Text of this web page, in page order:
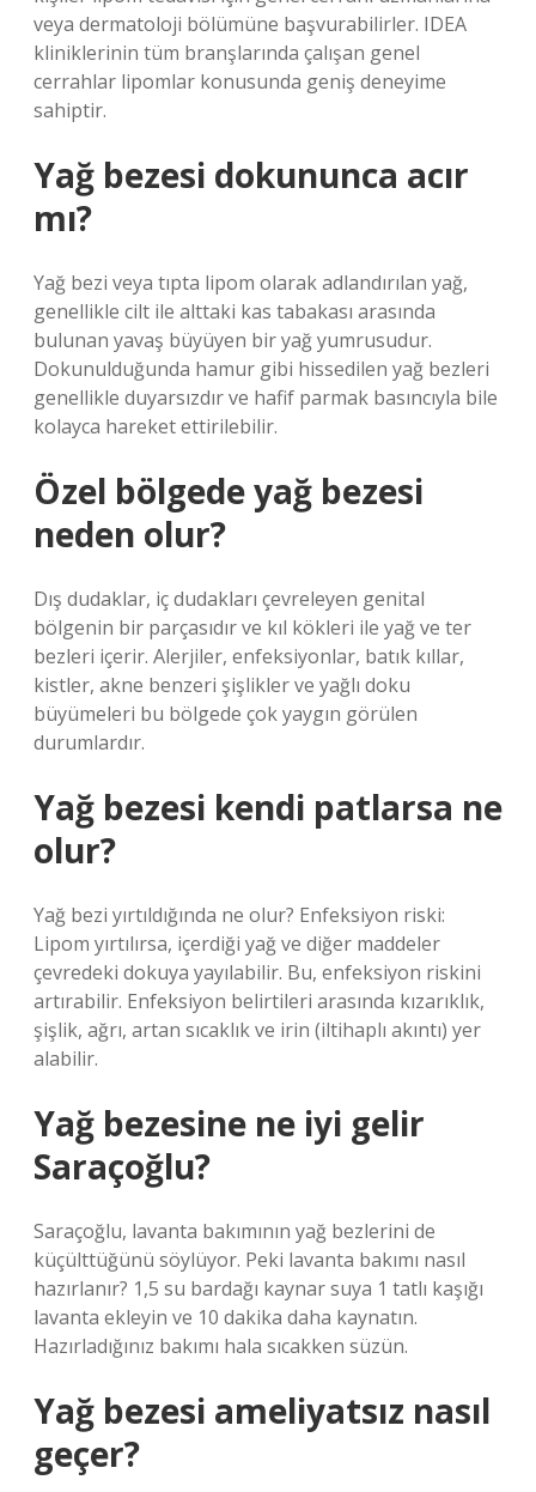
veya dermatoloji bölümüne başvurabilirler. IDEA
kliniklerinin tüm branşlarında çalışan genel
cerrahlar lipomlar konusunda geniş deneyime
sahiptir.
Yağ bezesi dokununca acır
mı?
Yağ bezi veya tıpta lipom olarak adlandırılan yağ,
genellikle cilt ile alttaki kas tabakası arasında
bulunan yavaş büyüyen bir yağ yumrusudur.
Dokunulduğunda hamur gibi hissedilen yağ bezleri
genellikle duyarsızdır ve hafif parmak basıncıyla bile
kolayca hareket ettirilebilir.
Özel bölgede yağ bezesi
neden olur?
Dış dudaklar, iç dudakları çevreleyen genital
bölgenin bir parçasıdır ve kıl kökleri ile yağ ve ter
bezleri içerir. Alerjiler, enfeksiyonlar, batık kıllar,
kistler, akne benzeri şişlikler ve yağlı doku
büyümeleri bu bölgede çok yaygın görülen
durumlardır.
Yağ bezesi kendi patlarsa ne
olur?
Yağ bezi yırtıldığında ne olur? Enfeksiyon riski:
Lipom yırtılırsa, içerdiği yağ ve diğer maddeler
çevredeki dokuya yayılabilir. Bu, enfeksiyon riskini
artırabilir. Enfeksiyon belirtileri arasında kızarıklık,
şişlik, ağrı, artan sıcaklık ve irin (iltihaplı akıntı) yer
alabilir.
Yağ bezesine ne iyi gelir
Saraçoğlu?
Saraçoğlu, lavanta bakımının yağ bezlerini de
küçülttüğünü söylüyor. Peki lavanta bakımı nasıl
hazırlanır? 1,5 su bardağı kaynar suya 1 tatlı kaşığı
lavanta ekleyin ve 10 dakika daha kaynatın.
Hazırladığınız bakımı hala sıcakken süzün.
Yağ bezesi ameliyatsız nasıl
geçer?